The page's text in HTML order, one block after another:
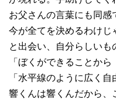
お父さんの言葉にも同感
今が全てを決めるわけじ
と出会い、自分らしいも
「ぼくができることか
「水平線のように広く自
響くんは響くんだから、